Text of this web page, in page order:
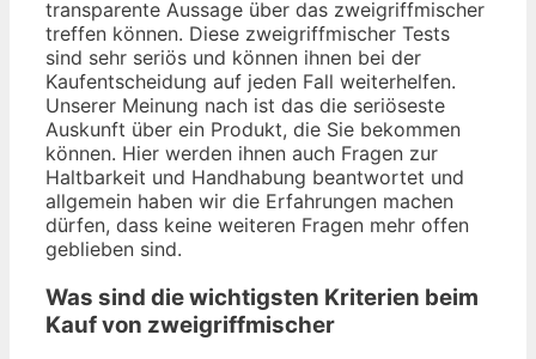
transparente Aussage über das zweigriffmischer
treffen können. Diese zweigriffmischer Tests
sind sehr seriös und können ihnen bei der
Kaufentscheidung auf jeden Fall weiterhelfen.
Unserer Meinung nach ist das die seriöseste
Auskunft über ein Produkt, die Sie bekommen
können. Hier werden ihnen auch Fragen zur
Haltbarkeit und Handhabung beantwortet und
allgemein haben wir die Erfahrungen machen
dürfen, dass keine weiteren Fragen mehr offen
geblieben sind.
Was sind die wichtigsten Kriterien beim
Kauf von zweigriffmischer